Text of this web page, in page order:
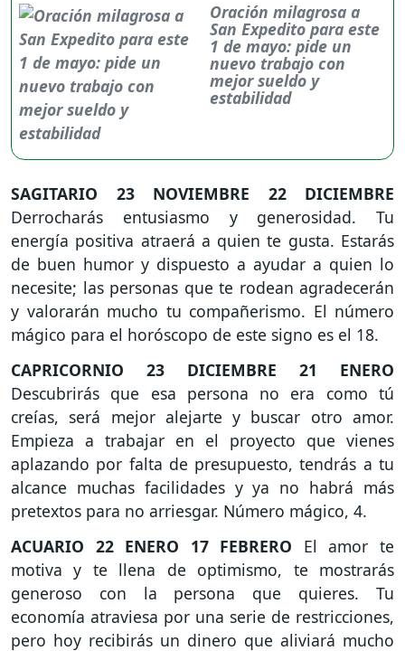
Oración milagrosa a
San Expedito para este
1 de mayo: pide un
nuevo trabajo con
mejor sueldo y
estabilidad
SAGITARIO
23 NOVIEMBRE 22 DICIEMBRE
Derrocharás entusiasmo y generosidad. Tu
energía positiva atraerá a quien te gusta. Estarás
de buen humor y dispuesto a ayudar a quien lo
necesite; las personas que te rodean agradecerán
y valorarán mucho tu compañerismo. El número
mágico para el horóscopo de este signo es el 18.
CAPRICORNIO
23 DICIEMBRE 21 ENERO
Descubrirás que esa persona no era como tú
creías, será mejor alejarte y buscar otro amor.
Empieza a trabajar en el proyecto que vienes
aplazando por falta de presupuesto, tendrás a tu
alcance muchas facilidades y ya no habrá más
pretextos para no arriesgar. Número mágico, 4.
ACUARIO 22 ENERO 17 FEBRERO El amor te
motiva y te llena de optimismo, te mostrarás
generoso con la persona que quieres. Tu
economía atraviesa por una serie de restricciones,
pero hoy recibirás un dinero que aliviará mucho